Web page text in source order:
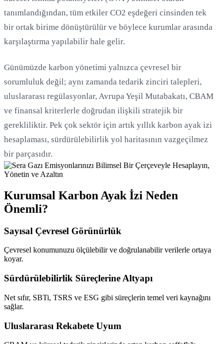
tanımlandığından, tüm etkiler CO2 eşdeğeri cinsinden tek
bir ortak birime dönüştürülür ve böylece kurumlar arasında
karşılaştırma yapılabilir hale gelir.
Günümüzde karbon yönetimi yalnızca çevresel bir
sorumluluk değil; aynı zamanda tedarik zinciri talepleri,
uluslararası regülasyonlar, Avrupa Yeşil Mutabakatı, CBAM
ve finansal kriterlerle doğrudan ilişkili stratejik bir
gerekliliktir. Pek çok sektör için artık yıllık karbon ayak izi
hesaplaması, sürdürülebilirlik yol haritasının vazgeçilmez
bir parçasıdır.
Kurumsal Karbon Ayak İzi Neden
Önemli?
Sayısal Çevresel Görünürlük
Çevresel konumunuzu ölçülebilir ve doğrulanabilir verilerle ortaya
koyar.
Sürdürülebilirlik Süreçlerine Altyapı
Net sıfır, SBTi, TSRS ve ESG gibi süreçlerin temel veri kaynağını
sağlar.
Uluslararası Rekabete Uyum